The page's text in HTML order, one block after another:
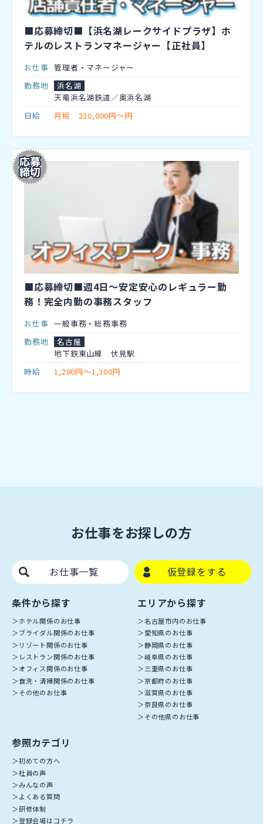
■応募締切■【浜名湖レークサイドプラザ】ホ
テルのレストランマネージャー【正社員】
お仕事 管理者・マネージャー
勤務地
浜名湖
天竜浜名湖鉄道／奥浜名湖
日給
月給 220,000円～円
■応募締切■週4日～安定安心のレギュラー勤
務！完全内勤の事務スタッフ
お仕事 一般事務・総務事務
勤務地
名古屋
地下鉄東山線 伏見駅
時給
1,200円～1,300円
お仕事をお探しの方
お仕事一覧 仮登録をする
条件から探す
ホテル関係のお仕事
ブライダル関係のお仕事
リゾート関係のお仕事
レストラン関係のお仕事
オフィス関係のお仕事
食洗・清掃関係のお仕事
その他のお仕事
エリアから探す
名古屋市内のお仕事
愛知県のお仕事
静岡県のお仕事
岐阜県のお仕事
三重県のお仕事
京都府のお仕事
滋賀県のお仕事
奈良県のお仕事
その他県のお仕事
参照カテゴリ
初めての方へ
社員の声
みんなの声
よくある質問
研修体制
登録会場はコチラ